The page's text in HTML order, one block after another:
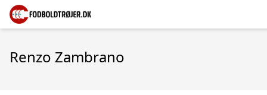
Renzo Zambrano